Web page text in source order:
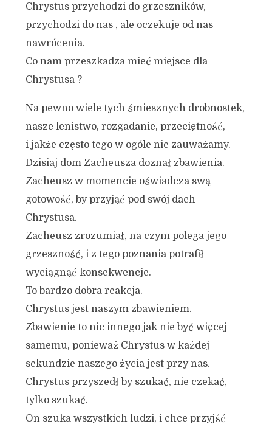
Chrystus przychodzi do grzeszników,
przychodzi do nas , ale oczekuje od nas
nawrócenia.
Co nam przeszkadza mieć miejsce dla
Chrystusa ?
Na pewno wiele tych śmiesznych drobnostek,
nasze lenistwo, rozgadanie, przeciętność,
i jakże często tego w ogóle nie zauważamy.
Dzisiaj dom Zacheusza doznał zbawienia.
Zacheusz w momencie oświadcza swą
gotowość, by przyjąć pod swój dach
Chrystusa.
Zacheusz zrozumiał, na czym polega jego
grzeszność, i z tego poznania potrafił
wyciągnąć konsekwencje.
To bardzo dobra reakcja.
Chrystus jest naszym zbawieniem.
Zbawienie to nic innego jak nie być więcej
samemu, ponieważ Chrystus w każdej
sekundzie naszego życia jest przy nas.
Chrystus przyszedł by szukać, nie czekać,
tylko szukać.
On szuka wszystkich ludzi, i chce przyjść